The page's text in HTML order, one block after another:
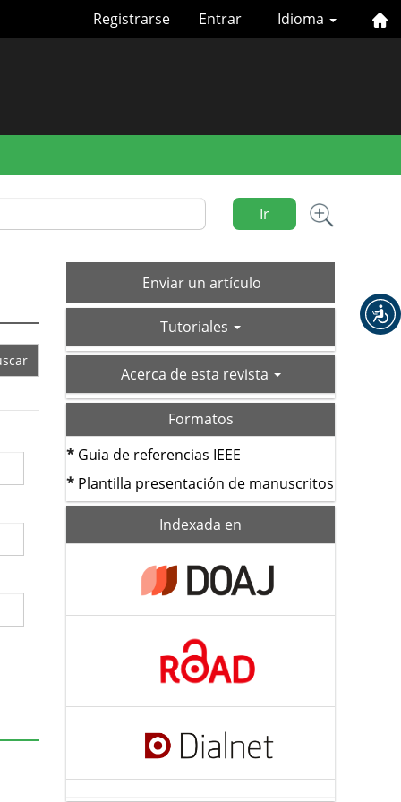
Idioma
Registrarse Entrar
Ir
Enviar
un
Enviar un artículo
Tutoriales
acerca-Acerca de esta revista
Formatos
* Guia de referencias IEEE
* Plantilla presentación de manuscritos
Indexada en